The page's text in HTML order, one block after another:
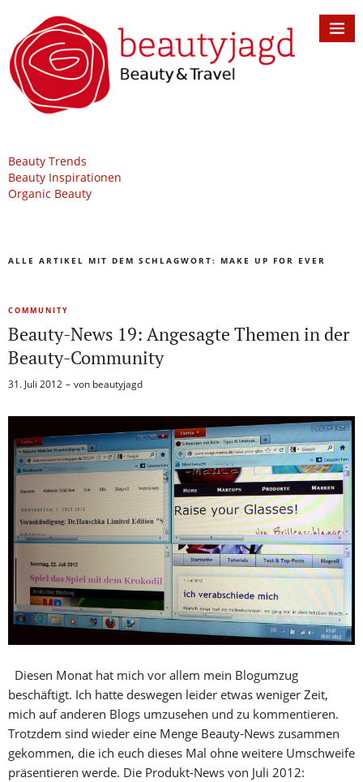
Beauty Trends
Beauty Inspirationen
Organic Beauty
ALLE ARTIKEL MIT DEM SCHLAGWORT: MAKE UP FOR EVER
COMMUNITY
Beauty-News 19: Angesagte Themen in der
Beauty-Community
31. Juli 2012 von beautyjagd
Diesen Monat hat mich vor allem mein Blogumzug
beschäftigt. Ich hatte deswegen leider etwas weniger Zeit,
mich auf anderen Blogs umzusehen und zu kommentieren.
Trotzdem sind wieder eine Menge Beauty-News zusammen
gekommen, die ich euch dieses Mal ohne weitere Umschweife
präsentieren werde. Die Produkt-News von Juli 2012: